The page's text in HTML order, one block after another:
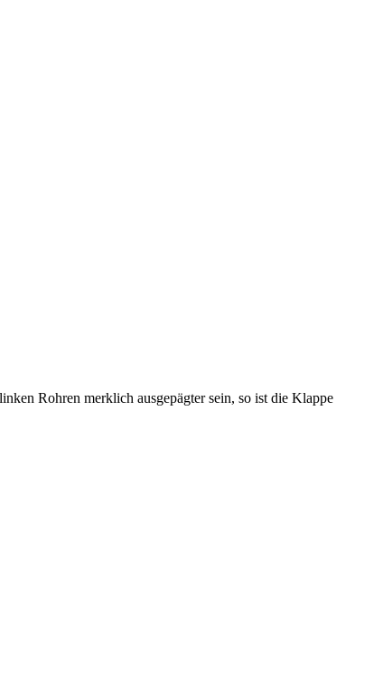
Rohren merklich ausgepägter sein, so ist die Klappe